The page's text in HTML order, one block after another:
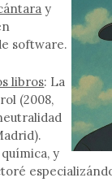
y
software.
libros: La
(2008,
y